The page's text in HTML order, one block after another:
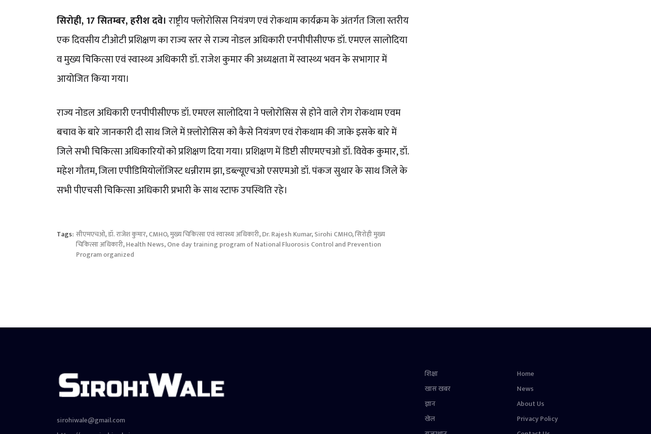
सिरोही, 17 सितम्बर, हरीश दवे। राष्ट्रीय फ्लोरोसिस नियंत्रण एवं रोकथाम कार्यक्रम के अंतर्गत जिला स्तरीय
एक दिवसीय टीओटी प्रशिक्षण का राज्य स्तर से राज्य नोडल अधिकारी एनपीपीसीएफ डॉ. एमएल सालोदिया
व मुख्य चिकित्सा एवं स्वास्थ्य अधिकारी डॉ. राजेश कुमार की अध्यक्षता में स्वास्थ्य भवन के सभागार में
आयोजित किया गया।
राज्य नोडल अधिकारी एनपीपीसीएफ डॉ. एमएल सालोदिया ने फ्लोरोसिस से होने वाले रोग रोकथाम एवम
बचाव के बारे जानकारी दी साथ जिले में फ़्लोरोसिस को कैसे नियंत्रण एवं रोकथाम की जाके इसके बारे में
जिले सभी चिकित्सा अधिकारियों को प्रशिक्षण दिया गया। प्रशिक्षण में डिप्टी सीएमएचओ डॉ. विवेक कुमार, डॉ.
महेश गौतम, जिला एपीडिमियोलॉजिस्ट धन्नीराम झा, डब्ल्यूएचओ एसएमओ डॉ. पंकज सुथार के साथ जिले के
सभी पीएचसी चिकित्सा अधिकारी प्रभारी के साथ स्टाफ उपस्थिति रहे।
Tags: सीएमएचओ,डॉ. राजेश कुमार,CMHO,मुख्य चिकित्सा एवं स्वास्थ्य अधिकारी,Dr. Rajesh Kumar,Sirohi CMHO,सिरोही मुख्य
चिकित्सा अधिकारी,Health News,One day training program of National Fluorosis Control and Prevention
Program organized
sirohiwale@gmail.com
शिक्षा
खास खबर
ज्ञान
खेल
Home
News
About Us
Privacy Policy